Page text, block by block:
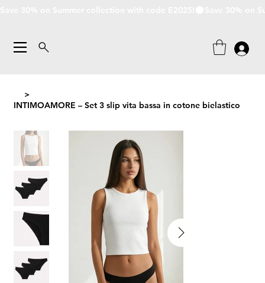
>
INTIMOAMORE – Set 3 slip vita bassa in cotone bielastico